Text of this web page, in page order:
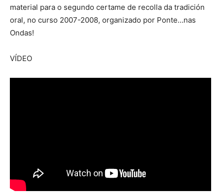
material para o segundo certame de recolla da tradición
oral, no curso 2007-2008, organizado por Ponte…nas
Ondas!
VÍDEO